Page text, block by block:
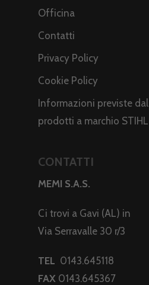
Officina
Contatti
Privacy Policy
Cookie Policy
Informazioni previste
prodotti a marchio STIHL
CONTATTI
MEMI S.A.S.
Ci trovi a Gavi (AL) in
Via Serravalle 30 r/3
TEL 0143.645118
FAX 0143.645367